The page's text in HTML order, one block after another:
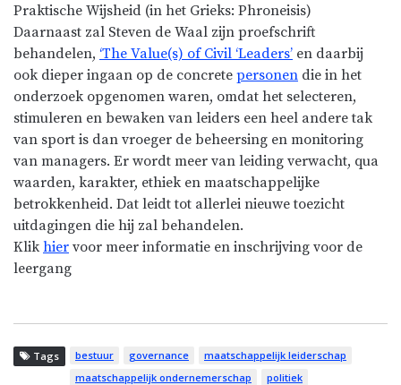
Praktische Wijsheid (in het Grieks: Phroneisis)
Daarnaast zal Steven de Waal zijn proefschrift
behandelen, ‘The Value(s) of Civil ‘Leaders’ en daarbij
ook dieper ingaan op de concrete personen die in het
onderzoek opgenomen waren, omdat het selecteren,
stimuleren en bewaken van leiders een heel andere tak
van sport is dan vroeger de beheersing en monitoring
van managers. Er wordt meer van leiding verwacht, qua
waarden, karakter, ethiek en maatschappelijke
betrokkenheid. Dat leidt tot allerlei nieuwe toezicht
uitdagingen die hij zal behandelen.
Klik hier voor meer informatie en inschrijving voor de
leergang
Tags bestuur governance
maatschappelijk leiderschap
maatschappelijk ondernemerschap
politiek